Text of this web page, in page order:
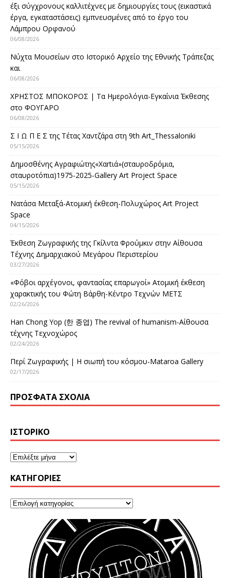
έξι σύγχρονους καλλιτέχνες με δημιουργίες τους (εικαστικά
έργα, εγκαταστάσεις) εμπνευσμένες από το έργο του
Λάμπρου Ορφανού
06/08/2026
Νύχτα Μουσείων στο Ιστορικό Αρχείο της Εθνικής Τράπεζας
και
06/08/2026
ΧΡΗΣΤΟΣ ΜΠΟΚΟΡΟΣ | Τα Ημερολόγια-Εγκαίνια Έκθεσης
στο ΦΟΥΓΑΡΟ
06/08/2026
Σ Ι Ω Π Ε Σ της Τέτας Χαντζάρα στη 9th Art_Thessaloniki
05/15/2026
Δημοσθένης Αγραφιώτης«Xαrtιά»(σταυροδρόμια,
σταυροτόπια)1975-2025-Gallery Art Project Space
05/15/2026
Νατάσα Μεταξά-Ατομική έκθεση-Πολυχώρος Art Project
Space
04/15/2026
Έκθεση Ζωγραφικής της Γκίλντα Φρούμκιν στην Αίθουσα
Τέχνης Δημαρχιακού Μεγάρου Περιστερίου
03/27/2026
«Φόβοι αρχέγονοι, φαντασίας επαρωγοί» Ατομική έκθεση
χαρακτικής του Φώτη Βάρθη-Κέντρο Τεχνών ΜΕΤΣ
02/26/2026
Han Chong Yop (한 종엽) The revival of humanism-Αίθουσα
τέχνης Τεχνοχώρος
02/24/2026
Περί Ζωγραφικής | Η σιωπή του κόσμου-Mataroa Gallery
02/17/2026
ΠΡΌΣΦΑΤΑ ΣΧΌΛΙΑ
ΙΣΤΟΡΙΚΌ
KΑΤΗΓΟΡΊΕΣ